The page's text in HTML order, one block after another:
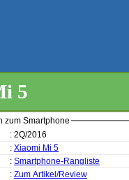
5
zum Smartphone
: 2Q/2016
: Xiaomi Mi 5
: Smartphone-Rangliste
: Zum Artikel/Review